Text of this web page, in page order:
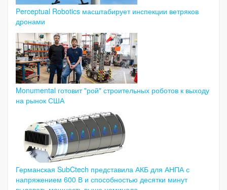
Perceptual Robotics масштабирует инспекции ветряков
дронами
Monumental готовит "рой" строительных роботов к выходу
на рынок США
Германская SubCtech представила АКБ для АНПА с
напряжением 600 В и способностью десятки минут